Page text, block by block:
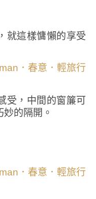
就這樣慵懶的享受
受，中間的窗簾可
的隔開。